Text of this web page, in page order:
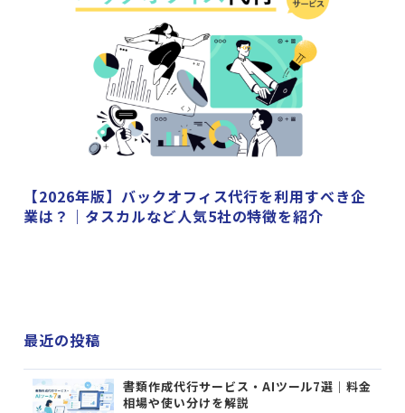
【2026年版】バックオフィス代行を利用すべき企
業は？｜タスカルなど人気5社の特徴を紹介
最近の投稿
書類作成代行サービス・AIツール7選｜料金
相場や使い分けを解説